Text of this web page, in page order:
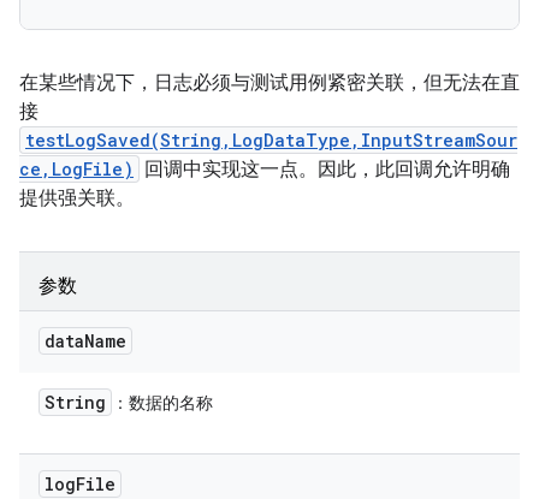
在某些情况下，日志必须与测试用例紧密关联，但无法在直
接
testLogSaved(String,LogDataType,InputStreamSour
ce,LogFile)
回调中实现这一点。因此，此回调允许明确
提供强关联。
参数
dataName
String ：数据的名称
logFile